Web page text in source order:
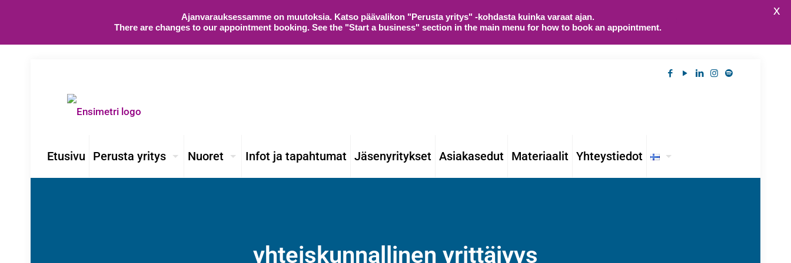
Etusivu Perusta yritys Nuoret Infot ja tapahtumat Jäsenyritykset Asiakasedut Materiaalit Yhteystiedot
yhteiskunnallinen yrittäjyys
Ajanvarauksessamme on muutoksia. Katso päävalikon "Perusta yritys" -kohdasta kuinka varaat ajan.
There are changes to our appointment booking. See the "Start a business" section in the main menu for how to book an appointment.
X